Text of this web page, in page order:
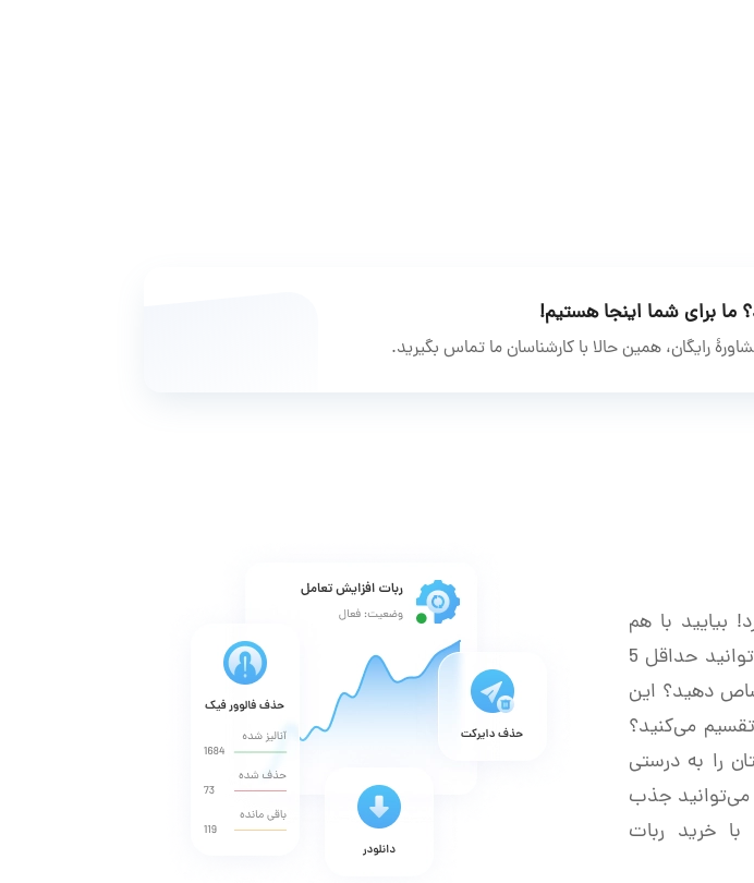
ما برای شما اینجا هستیم!
رایگان، همین حالا با کارشناسان ما تماس بگیرید.
بیایید با هم
کارهایی را که باید برای پیشرفت در اینستا انجام دهید، مرور کنیم. آیا می‌توانید حداقل 5
دهید؟ این
می‌کنید؟
را به درستی
می‌توانید جذب
خرید ربات